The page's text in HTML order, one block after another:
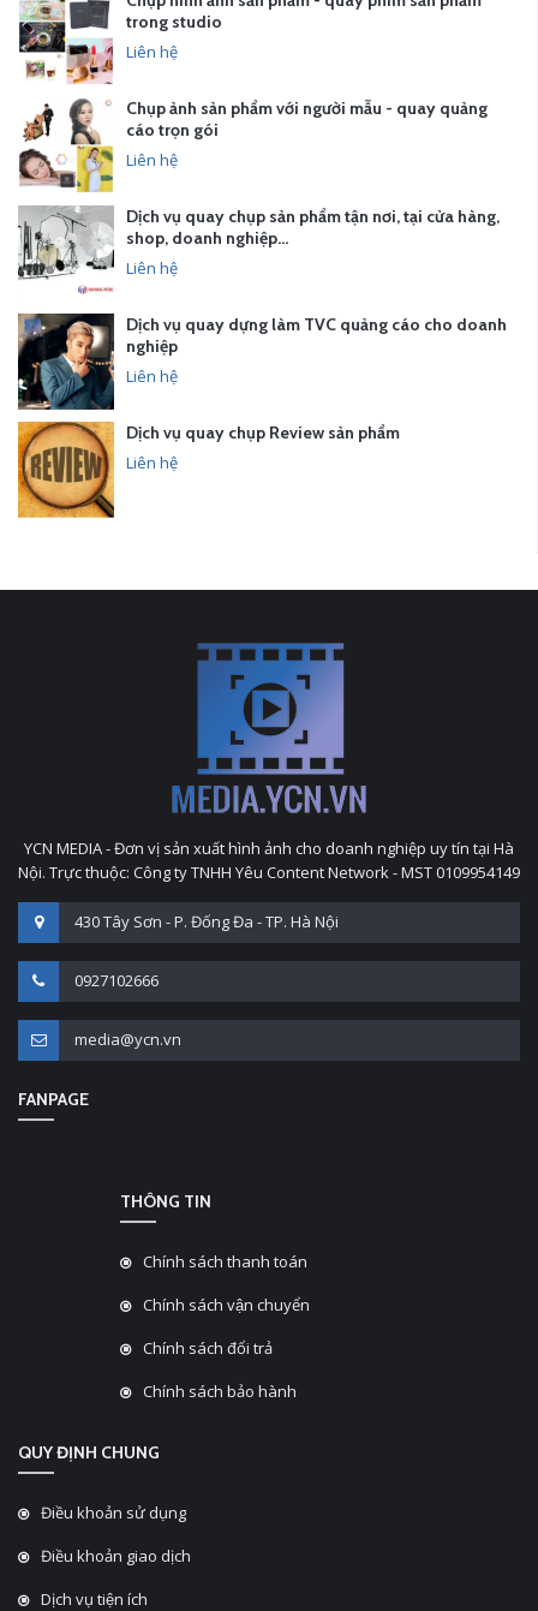
trong studio
Liên hệ
Chụp ảnh sản phẩm với người mẫu - quay quảng
cáo trọn gói
Liên hệ
Dịch vụ quay chụp sản phẩm tận nơi, tại cửa hàng,
shop, doanh nghiệp…
Liên hệ
Dịch vụ quay dựng làm TVC quảng cáo cho doanh
nghiệp
Liên hệ
Dịch vụ quay chụp Review sản phẩm
Liên hệ
YCN MEDIA - Đơn vị sản xuất hình ảnh cho doanh nghiệp uy tín tại Hà
Nội. Trực thuộc: Công ty TNHH Yêu Content Network - MST 0109954149
430 Tây Sơn - P. Đống Đa - TP. Hà Nội
0927102666
media@ycn.vn
FANPAGE
THÔNG TIN
Chính sách thanh toán
Chính sách vận chuyển
Chính sách đổi trả
Chính sách bảo hành
QUY ĐỊNH CHUNG
Điều khoản sử dụng
Điều khoản giao dịch
Dịch vụ tiện ích